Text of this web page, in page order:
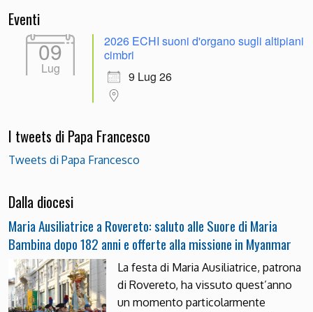
Eventi
09
Lug
2026 ECHI suoni d'organo sugli altipiani
cimbri
9 Lug 26
I tweets di Papa Francesco
Tweets di Papa Francesco
Dalla diocesi
Maria Ausiliatrice a Rovereto: saluto alle Suore di Maria
Bambina dopo 182 anni e offerte alla missione in Myanmar
La festa di Maria Ausiliatrice, patrona
di Rovereto, ha vissuto quest’anno
un momento particolarmente